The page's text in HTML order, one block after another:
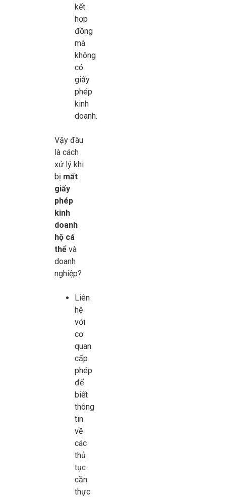
kết
hợp
đồng
mà
không
có
giấy
phép
kinh
doanh.
Vậy đâu
là cách
xử lý khi
bị mất
giấy
phép
kinh
doanh
hộ cá
thể và
doanh
nghiệp?
Liên
hệ
với
cơ
quan
cấp
phép
để
biết
thông
tin
về
các
thủ
tục
cần
thực